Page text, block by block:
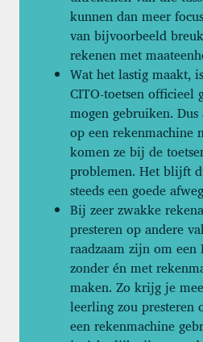
kunnen dan meer
van bijvoorbeeld
rekenen met
Wat het lastig maakt,
CITO-toetsen officieel
mogen gebruiken.
op een rekenmachine
komen ze bij de
problemen. Het blijft
steeds een goede
Bij zeer zwakke
presteren op andere
raadzaam zijn om een
zonder én met
maken. Zo krijg je
leerling zou presteren
een rekenmachine